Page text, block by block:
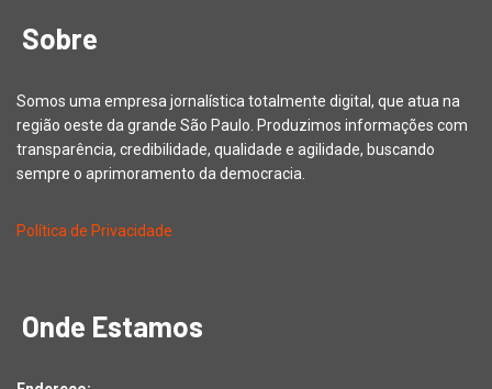
Sobre
Somos uma empresa jornalística totalmente digital, que atua na
região oeste da grande São Paulo. Produzimos informações com
transparência, credibilidade, qualidade e agilidade, buscando
sempre o aprimoramento da democracia.
Política de Privacidade
Onde Estamos